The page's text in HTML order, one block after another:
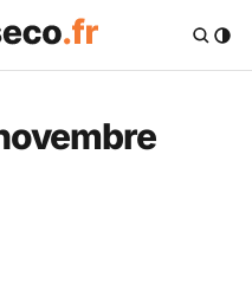
Eco .fr —